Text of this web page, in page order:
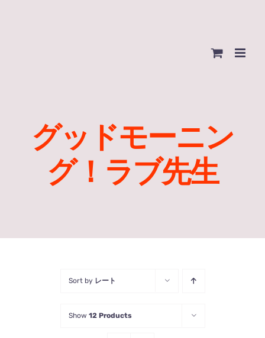
グッドモーニン
グ！ラブ先生
Sort by レート
Show 12 Products